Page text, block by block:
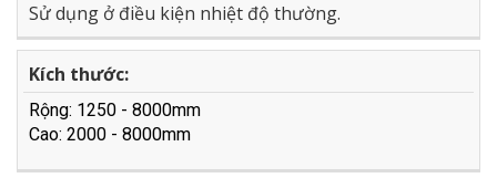
Sử dụng ở điều kiện nhiệt độ thường.
Kích thước:
Rộng: 1250 - 8000mm
Cao: 2000 - 8000mm